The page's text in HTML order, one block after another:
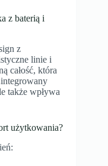
z baterią i
z
linie i
całość, która
także wpływa
użytkowania?